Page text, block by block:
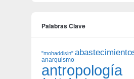
Palabras Clave
"mohaddisin"
anarquismo
antropología